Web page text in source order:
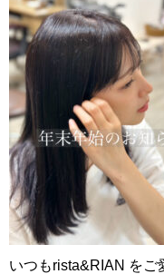
いつもrista&RIAN をご